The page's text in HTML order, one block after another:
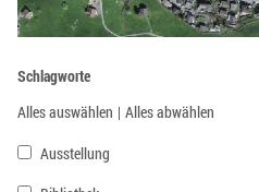
Schlagworte
Alles auswählen | Alles abwählen
Ausstellung